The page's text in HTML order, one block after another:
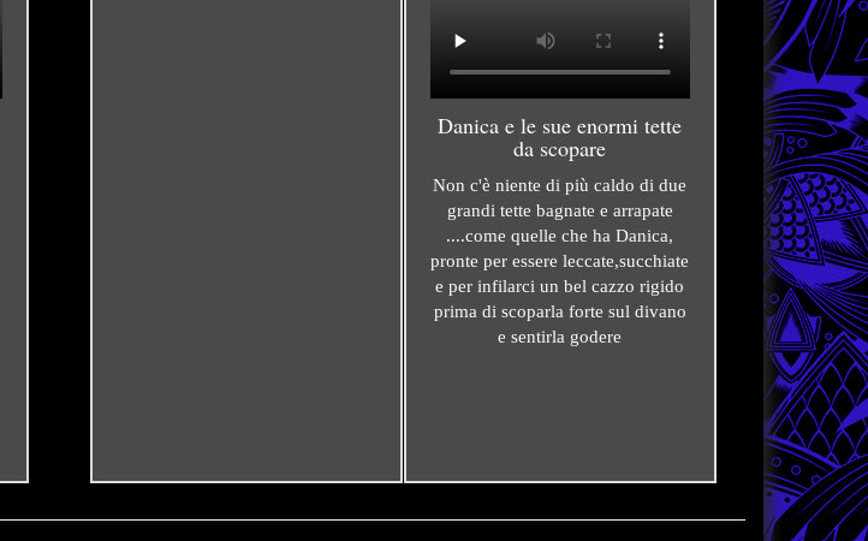
Danica e le sue enormi tette
da scopare
Non c'è niente di più caldo di due
grandi tette bagnate e arrapate
....come quelle che ha Danica,
pronte per essere leccate,succhiate
e per infilarci un bel cazzo rigido
prima di scoparla forte sul divano
e sentirla godere